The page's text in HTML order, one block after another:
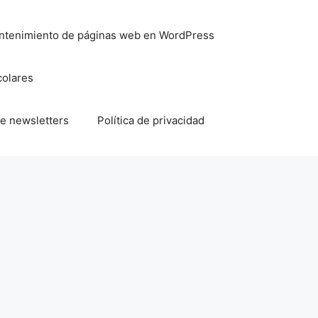
de páginas web en WordPress
newsletters Política de privacidad